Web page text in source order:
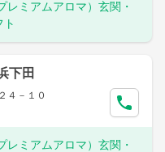
ミアムアロマ）玄関・
下田
４－１０
ミアムアロマ）玄関・